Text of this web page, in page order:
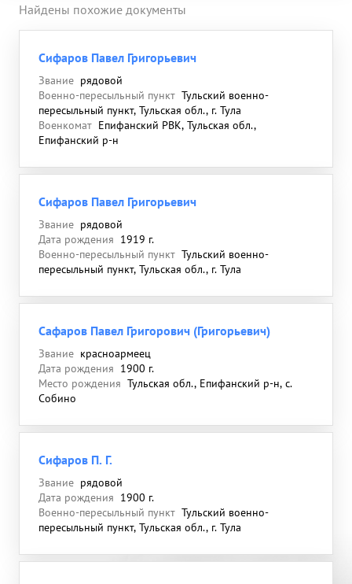
Найдены похожие документы
Сифаров Павел Григорьевич
Звание рядовой
Военно-пересыльный пункт Тульский военно-
пересыльный пункт, Тульская обл., г. Тула
Военкомат Епифанский РВК, Тульская обл.,
Епифанский р-н
Сифаров Павел Григорьевич
Звание рядовой
Дата рождения 1919 г.
Военно-пересыльный пункт Тульский военно-
пересыльный пункт, Тульская обл., г. Тула
Сафаров Павел Григорович (Григорьевич)
Звание красноармеец
Дата рождения 1900 г.
Место рождения Тульская обл., Епифанский р-н, с.
Собино
Сифаров П. Г.
Звание рядовой
Дата рождения 1900 г.
Военно-пересыльный пункт Тульский военно-
пересыльный пункт, Тульская обл., г. Тула